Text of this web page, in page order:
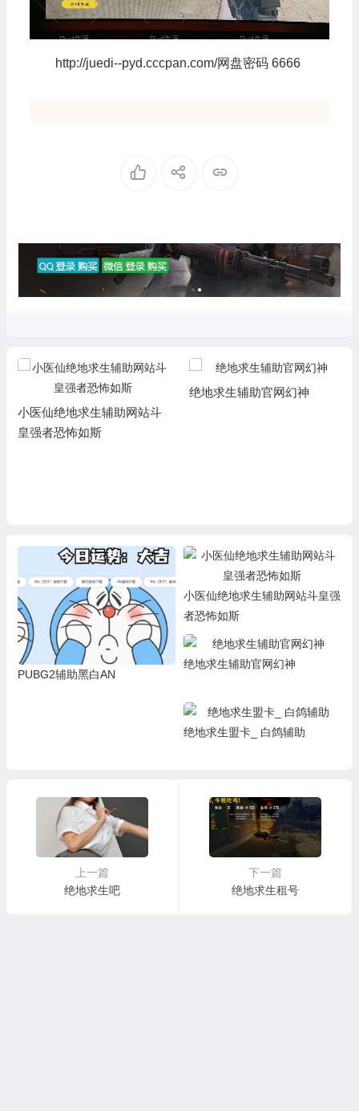
http://juedi--pyd.cccpan.com/网盘密码 6666
小医仙绝地求生辅助网站斗
皇强者恐怖如斯
绝地求生辅助官网幻神
PUBG2辅助黑白AN
小医仙绝地求生辅助网站斗皇强
者恐怖如斯
绝地求生辅助官网幻神
绝地求生盟卡_ 白鸽辅助
上一篇
绝地求生吧
下一篇
绝地求生租号